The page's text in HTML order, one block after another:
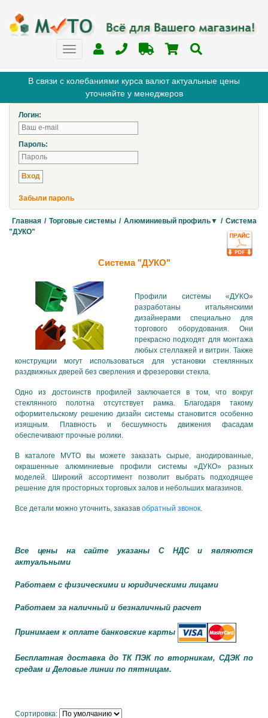
В связи с колебаниями курса валют актуальные цены
уточняйте у менеджеров
Логин:
Пароль:
Забыли пароль
Главная / Торговые системы / Алюминиевый профиль▼ / Система
"ДУКО"
Система "ДУКО"
Профили системы «ДУКО»
разработаны итальянскими
дизайнерами специально для
торгового оборудования. Они
прекрасно подходят для монтажа
любых стеллажей и витрин. Также
конструкции могут использоваться для установки стеклянных
раздвижных дверей без сверления и фрезеровки стекла.
Одно из достоинств профилей заключается в том, что вокруг
стеклянного полотна отсутствует рамка. Благодаря такому
оформительскому решению дизайн системы становится особенно
изящным. Плавность и бесшумность движения фасадам
обеспечивают прочные ролики.
В каталоге MVTO вы можете заказать сырые, анодированные,
окрашенные алюминиевые профили системы «ДУКО» разных
моделей. Широкий ассортимент позволит выбрать подходящее
решение для просторных торговых залов и небольших магазинов.
Все детали можно уточнить, заказав обратный звонок.
Все цены на сайте указаны С НДС и являются
актуальными
Работаем с физическими и юридическими лицами
Работаем за наличный и безналичный расчет
Принимаем к оплате банковские карты
Бесплатная доставка до ТК ПЭК по вторникам, СДЭК по
средам и Деловые линии по пятницам.
Сортировка: